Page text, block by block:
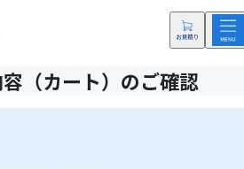
（カート）のご確認